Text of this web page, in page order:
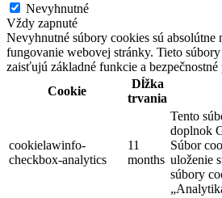
Nevyhnutné
Vždy zapnuté
Nevyhnutné súbory cookies sú absolútne
fungovanie webovej stránky. Tieto
zaisťujú základné funkcie a
Cookie
Dĺžka
trvania
cookielawinfo-
checkbox-analytics
11
months
Tento
doplnok
Súbor
uloženie
súbory